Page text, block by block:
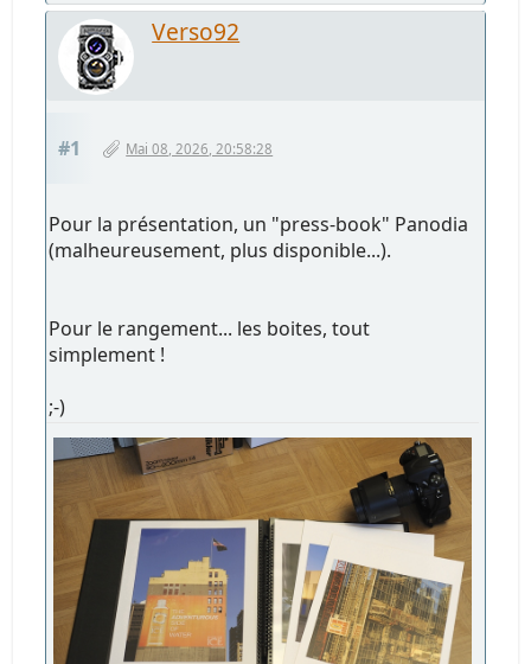
Verso92
#1 Mai 08, 2026, 20:58:28
Pour la présentation, un "press-book" Panodia
(malheureusement, plus disponible...).
Pour le rangement... les boites, tout
simplement !
;-)